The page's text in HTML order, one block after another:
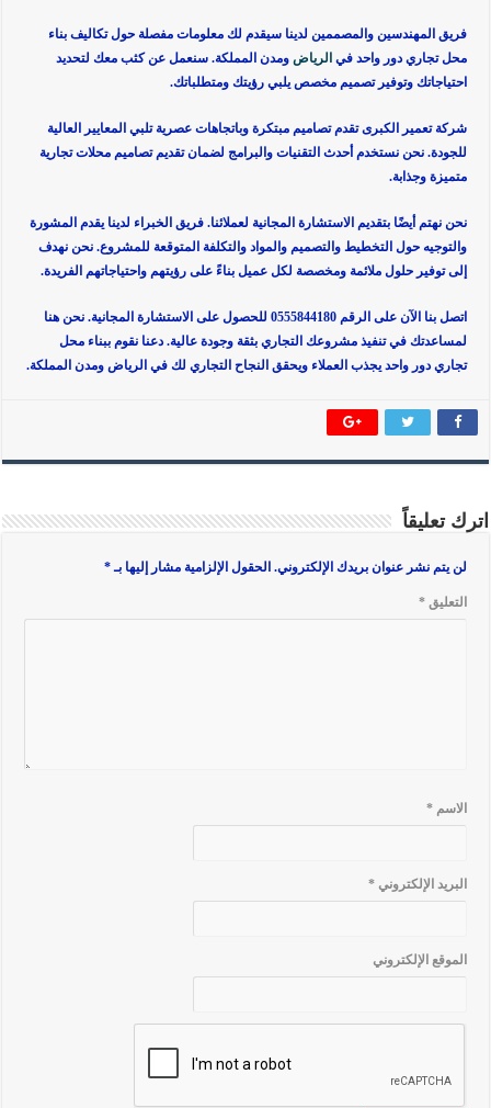
فريق المهندسين والمصممين لدينا سيقدم لك معلومات مفصلة حول تكاليف بناء
محل تجاري دور واحد فيالرياض ومدن المملكة. سنعمل عن كثب معك لتحديد
احتياجاتك وتوفير تصميم مخصص يلبي رؤيتك ومتطلباتك.
شركة تعمير الكبرى تقدم تصاميم مبتكرة وباتجاهات عصرية تلبي المعايير العالية
للجودة. نحن نستخدم أحدث التقنيات والبرامج لضمان تقديم تصاميم محلات تجارية
متميزة وجذابة.
نحن نهتم أيضًا بتقديم الاستشارة المجانية لعملائنا. فريق الخبراء لدينا يقدم المشورة
والتوجيه حول التخطيط والتصميم والمواد والتكلفة المتوقعة للمشروع. نحن نهدف
إلى توفير حلول ملائمة ومخصصة لكل عميل بناءً على رؤيتهم واحتياجاتهم الفريدة.
اتصل بنا الآن على الرقم 0555844180 للحصول على الاستشارة المجانية. نحن هنا
لمساعدتك في تنفيذ مشروعك التجاري بثقة وجودة عالية. دعنا نقوم ببناء محل
تجاري دور واحد يجذب العملاء ويحقق النجاح التجاري لك في الرياض ومدن المملكة.
اترك تعليقاً
لن يتم نشر عنوان بريدك الإلكتروني. الحقول الإلزامية مشار إليها بـ*
التعليق*
الاسم*
البريد الإلكتروني*
الموقع الإلكتروني